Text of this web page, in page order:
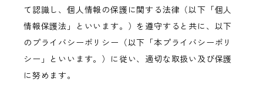
て認識し、個人情報の保護に関する法律（以下「個人
情報保護法」といいます。）を遵守すると共に、以下
のプライバシーポリシー（以下「本プライバシーポリ
シー」といいます。）に従い、適切な取扱い及び保護
に努めます。